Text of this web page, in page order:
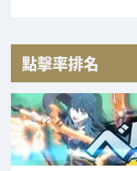
點擊率排名